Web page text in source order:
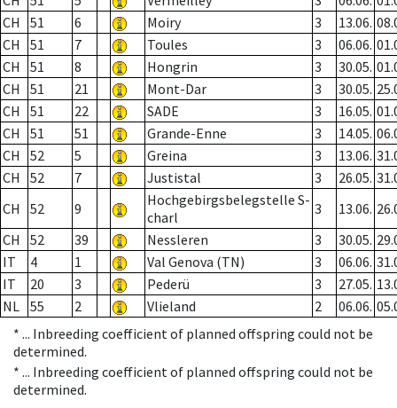
CH
51 6 Moiry 3 13.06.
CH
51 7 Toules 3 06.06.
CH
51 8 Hongrin 3 30.05.
CH
51 21 Mont-Dar 3 30.05.
CH
51 22 SADE 3 16.05.
CH
51 51 Grande-Enne 3 14.05.
CH
52 5 Greina 3 13.06.
CH
52 7 Justistal 3 26.05.
CH
52 9
Hochgebirgsbelegstelle S-
charl
3 13.06.
CH
52 39 Nessleren 3 30.05.
IT
4 1 Val Genova (TN) 3 06.06.
IT
20 3 Pederü 3 27.05.
NL 55 2 Vlieland 2 06.06.
* ... Inbreeding coefficient of planned offspring could not be
determined.
* ... Inbreeding coefficient of planned offspring could not be
determined.